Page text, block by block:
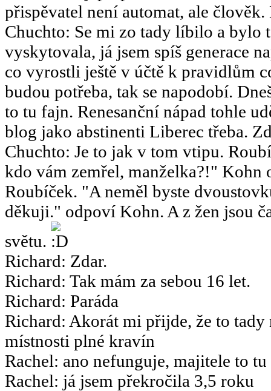
přispěvatel není automat, ale
Chuchto: Se mi zo tady líbilo a bylo
vyskytovala, já jsem spíš generace
co vyrostli ještě v účtě k pravidlům
budou potřeba, tak se napodobí.
to tu fajn. Renesanční nápad tohle
blog jako abstinenti Liberec třeba.
Chuchto: Je to jak v tom vtipu.
kdo vám zemřel, manželka?!"
Roubíček. "A neměl byste
děkuji." odpoví Kohn. A z žen jsou
světu.
Richard: Zdar.
Richard: Tak mám za sebou 16 let.
Richard: Paráda
Richard: Akorát mi přijde, že to tady
místnosti plné kravín
Rachel: ano nefunguje, majitele to
Rachel: já jsem překročila 3,5 roku